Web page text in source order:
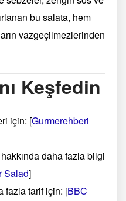
bu salata, hem
vazgeçilmezlerinden
Keşfedin
için: [Gurmerehberi
daha fazla bilgi
Salad]
fazla tarif için: [BBC